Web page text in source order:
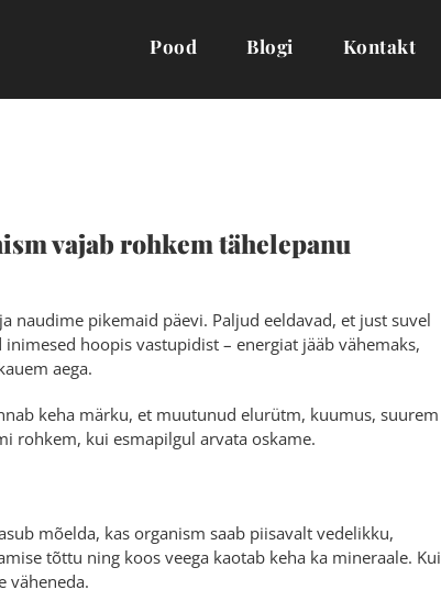
Pood Blogi Kontakt
vajab rohkem tähelepanu
naudime pikemaid päevi. Paljud eeldavad, et just suvel
hoopis vastupidist – energiat jääb vähemaks,
aega.
keha märku, et muutunud elurütm, kuumus, suurem
rohkem, kui esmapilgul arvata oskame.
mõelda, kas organism saab piisavalt vedelikku,
tõttu ning koos veega kaotab keha ka mineraale. Kui
väheneda.